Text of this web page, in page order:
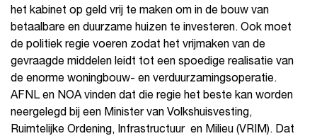
het kabinet op geld vrij te maken om in de bouw van
betaalbare en duurzame huizen te investeren. Ook moet
de politiek regie voeren zodat het vrijmaken van de
gevraagde middelen leidt tot een spoedige realisatie van
de enorme woningbouw- en verduurzamingsoperatie.
AFNL en NOA vinden dat die regie het beste kan worden
neergelegd bij een Minister van Volkshuisvesting,
Ruimtelijke Ordening, Infrastructuur en Milieu (VRIM). Dat